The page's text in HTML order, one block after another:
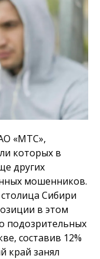
«МТС»,
которых в
других
мошенников.
Сибири
в этом
подозрительных
составив 12%
край занял